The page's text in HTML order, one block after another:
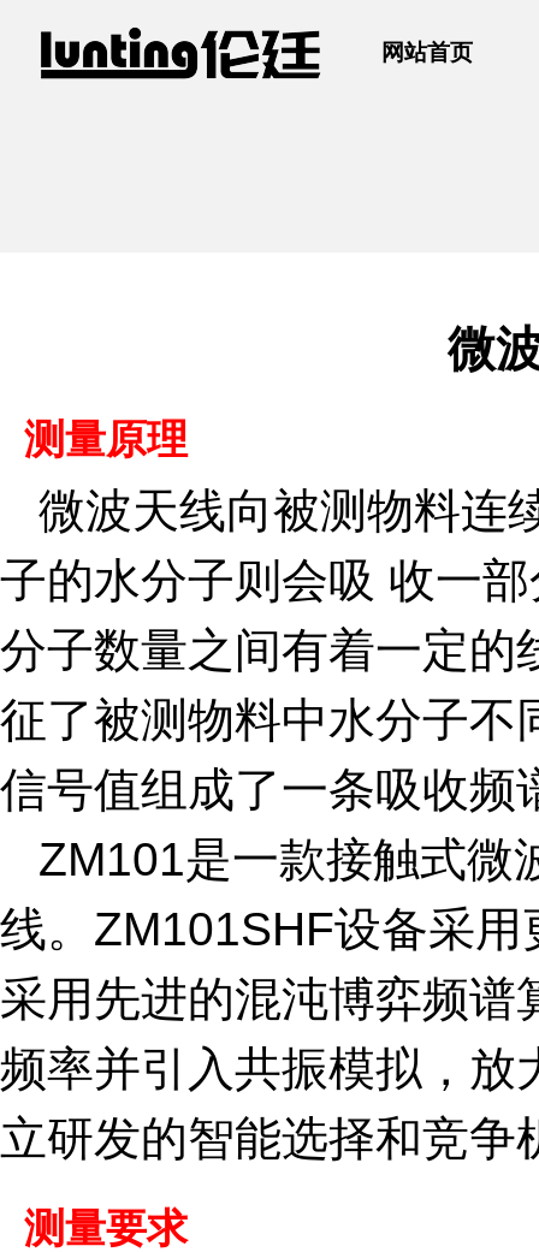
网站首页
微
测量原理
微波天线向被测物料连
子的水分子则会吸 收一
分子数量之间有着一定的
征了被测物料中水分子不
信号值组成了一条吸收频
ZM101是一款接触式微
线。ZM101SHF设备采
采用先进的混沌博弈频
频率并引入共振模拟，放
立研发的智能选择和竞
测量要求